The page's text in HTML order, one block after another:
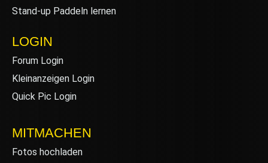
Stand-up Paddeln lernen
LOGIN
Forum Login
Kleinanzeigen Login
Quick Pic Login
MITMACHEN
Fotos hochladen